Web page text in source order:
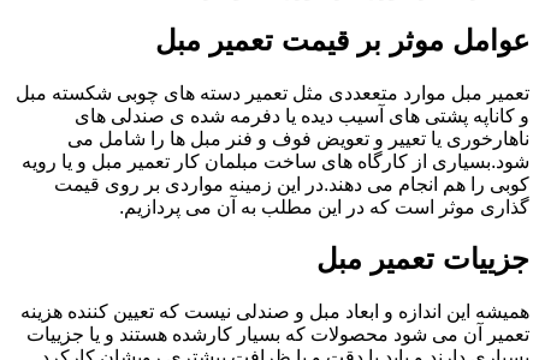
عوامل موثر بر قیمت تعمیر مبل
تعمیر مبل موارد متععددی مثل تعمیر دسته های چوبی شکسته مبل
و کاناپه پشتی های آسیب دیده یا دفرمه شده ی صندلی های
ناهارخوری یا تعییر و تعویض فوف و فنر مبل ها را شامل می
شود.بسیاری از کارگاه های ساخت مبلمان کار تعمیر مبل و یا رویه
کوبی را هم انجام می دهند.در این زمینه مواردی بر روی قیمت
گذاری موثر است که در این مطلب به آن می پردازیم.
جزییات تعمیر مبل
همیشه این اندازه و ابعاد مبل و صندلی نیست که تعیین کننده هزینه
تعمیر آن می شود محصولات که بسیار کارشده هستند و یا جزییات